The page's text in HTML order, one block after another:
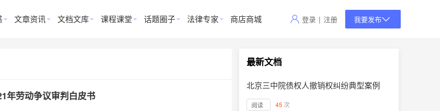
文章资讯 文档文库 课程课堂 话题圈子 法律专家 商店商城 登录 | 注册 我要发布
年劳动争议审判白皮书
最新文档
北京三中院债权人撤销权纠纷典型案例
阅读 45 次